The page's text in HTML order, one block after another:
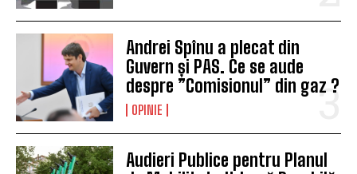
Andrei Spînu a plecat din
Guvern și PAS. Ce se aude
despre ”Comisionul” din gaz ?
OPINIE
Audieri Publice pentru Planul